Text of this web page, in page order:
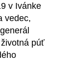
v Ivánke
vedec,
púť